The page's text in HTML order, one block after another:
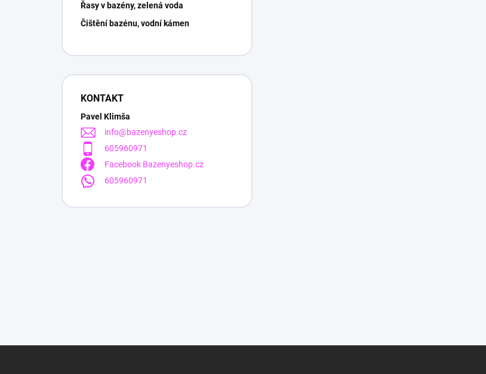
Řasy v bazény, zelená voda
Čištění bazénu, vodní kámen
KONTAKT
Pavel Klimša
info@bazenyeshop.cz
605960971
Facebook Bazenyeshop.cz
605960971